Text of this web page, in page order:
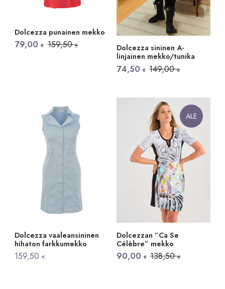
Dolcezza punainen mekko
159,50€
Alkuperäinen
hinta
79,00€
Nykyinen
hinta
Dolcezza sininen A-
linjainen mekko/tunika
149,00€
Alkuperäinen
hinta
74,50 €
Nykyinen
hinta
Dolcezza vaaleansininen
hihaton farkkumekko
159,50€
ALE
Dolcezzan ”Ca Se
Célèbre” mekko
138,50€
Alkuperäinen
hinta
90,00 €
Nykyinen
hinta